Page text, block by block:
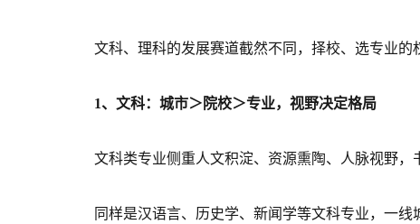
文科、理科的发展赛道截然不同，择校、选专业的
1、文科：城市＞院校＞专业，视野决定格局
文科类专业侧重人文积淀、资源熏陶、人脉视野，
同样是汉语言、历史学、新闻学等文科专业，一